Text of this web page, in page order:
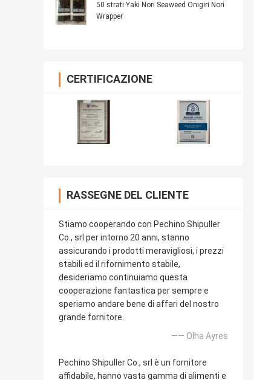
50 strati Yaki Nori Seaweed Onigiri Nori
Wrapper
CERTIFICAZIONE
RASSEGNE DEL CLIENTE
Stiamo cooperando con Pechino Shipuller
Co., srl per intorno 20 anni, stanno
assicurando i prodotti meravigliosi, i prezzi
stabili ed il rifornimento stabile,
desideriamo continuiamo questa
cooperazione fantastica per sempre e
speriamo andare bene di affari del nostro
grande fornitore.
—— Olha Ayres
Pechino Shipuller Co., srl è un fornitore
affidabile, hanno vasta gamma di alimenti e